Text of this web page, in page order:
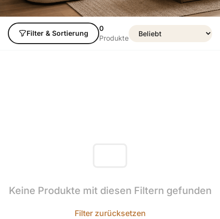
Filter & Sortierung
0
Produkte
Keine Produkte mit diesen Filtern gefunden
Filter zurücksetzen